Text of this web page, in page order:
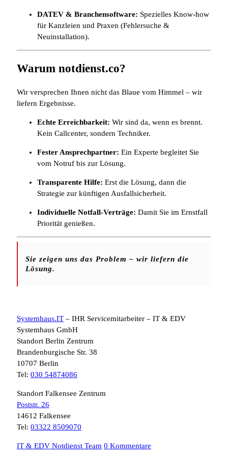
DATEV & Branchensoftware: Spezielles Know-how
für Kanzleien und Praxen (Fehlersuche &
Neuinstallation).
Warum notdienst.co?
Wir versprechen Ihnen nicht das Blaue vom Himmel – wir
liefern Ergebnisse.
Echte Erreichbarkeit: Wir sind da, wenn es brennt.
Kein Callcenter, sondern Techniker.
Fester Ansprechpartner: Ein Experte begleitet Sie
vom Notruf bis zur Lösung.
Transparente Hilfe: Erst die Lösung, dann die
Strategie zur künftigen Ausfallsicherheit.
Individuelle Notfall-Verträge: Damit Sie im Ernstfall
Priorität genießen.
Sie zeigen uns das Problem – wir liefern die
Lösung.
Systemhaus.IT – IHR Servicemitarbeiter – IT & EDV
Systemhaus GmbH
Standort Berlin Zentrum
Brandenburgische Str. 38
10707 Berlin
Tel: 030 54874086
Standort Falkensee Zentrum
Poststr. 26
14612 Falkensee
Tel: 03322 8509070
IT & EDV Notdienst Team 0 Kommentare